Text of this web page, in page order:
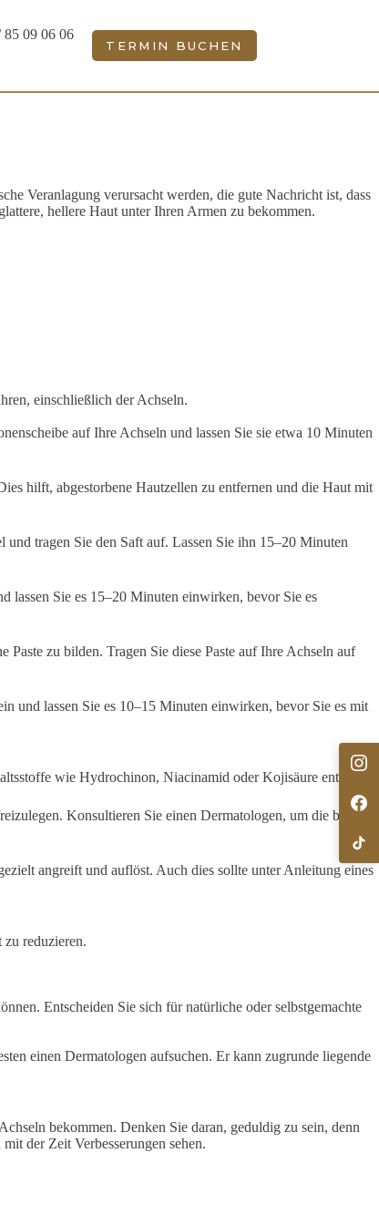
85 09 06 06
TERMIN BUCHEN
Veranlagung verursacht werden, die gute Nachricht ist, dass
hellere Haut unter Ihren Armen zu bekommen.
einschließlich der Achseln.
auf Ihre Achseln und lassen Sie sie etwa 10 Minuten
hilft, abgestorbene Hautzellen zu entfernen und die Haut mit
tragen Sie den Saft auf. Lassen Sie ihn 15–20 Minuten
lassen Sie es 15–20 Minuten einwirken, bevor Sie es
zu bilden. Tragen Sie diese Paste auf Ihre Achseln auf
und lassen Sie es 10–15 Minuten einwirken, bevor Sie es mit
wie Hydrochinon, Niacinamid oder Kojisäure enthalten.
Konsultieren Sie einen Dermatologen, um die besten
angreift und auflöst. Auch dies sollte unter Anleitung eines
reduzieren.
Entscheiden Sie sich für natürliche oder selbstgemachte
einen Dermatologen aufsuchen. Er kann zugrunde liegende
bekommen. Denken Sie daran, geduldig zu sein, denn
der Zeit Verbesserungen sehen.